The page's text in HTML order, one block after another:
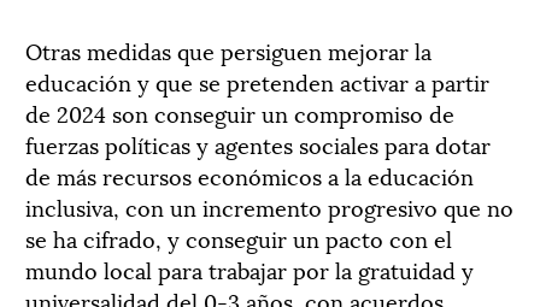
Otras medidas que persiguen mejorar la
educación y que se pretenden activar a partir
de 2024 son conseguir un compromiso de
fuerzas políticas y agentes sociales para dotar
de más recursos económicos a la educación
inclusiva, con un incremento progresivo que no
se ha cifrado, y conseguir un pacto con el
mundo local para trabajar por la gratuidad y
universalidad del 0-3 años, con acuerdos